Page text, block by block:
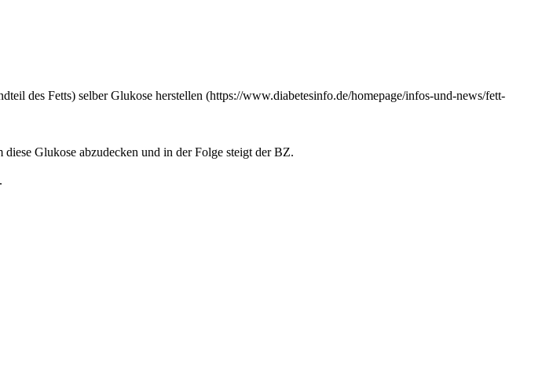
des Fetts) selber Glukose herstellen (https://www.diabetesinfo.de/homepage/infos-und-news/fett-
Glukose abzudecken und in der Folge steigt der BZ.